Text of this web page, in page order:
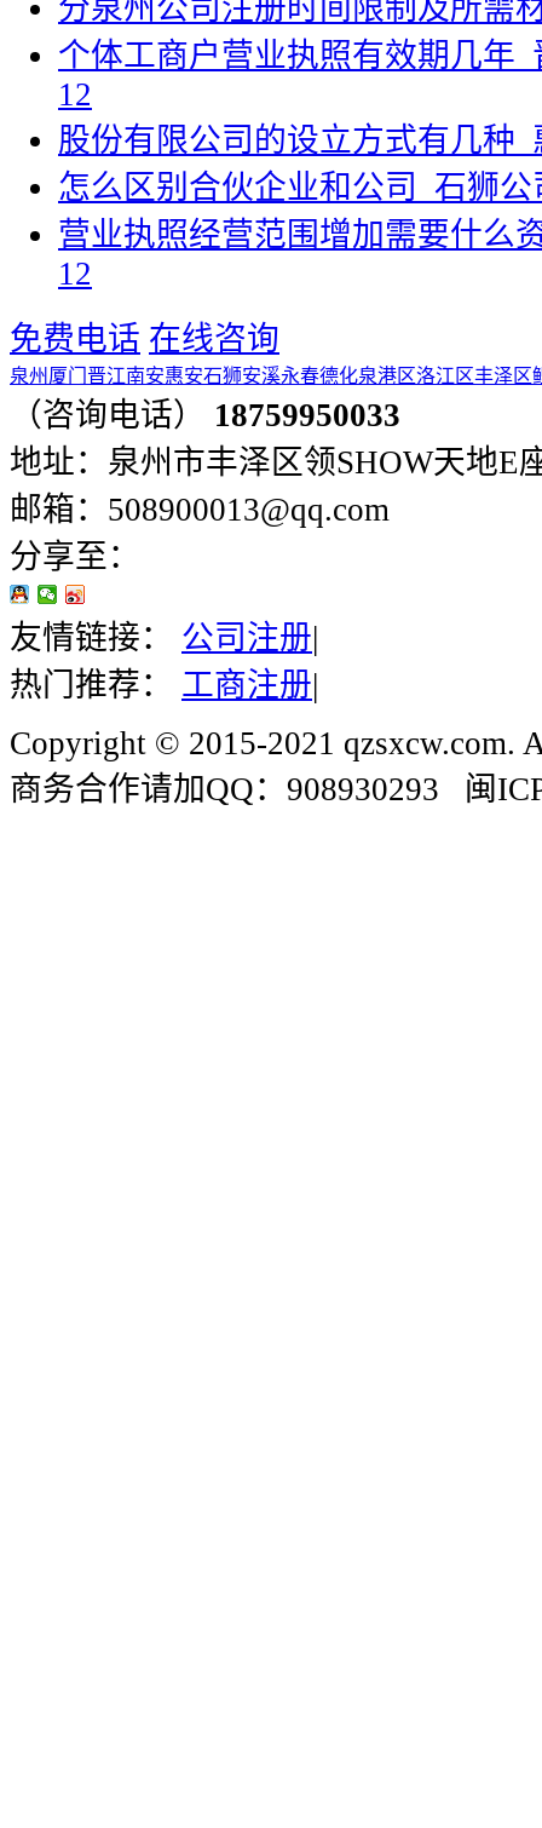
分泉州公司注册时间限制及所需
个体工商户营业执照有效期几年
12
股份有限公司的设立方式有几种
怎么区别合伙企业和公司_石狮公
营业执照经营范围增加需要什么
12
免费电话 在线咨询
泉州 厦门 晋江南安惠安石狮安溪永春德化泉港区洛江区丰泽区
（咨询电话）
18759950033
地址：泉州市丰泽区领SHOW天地E
邮箱：508900013@qq.com
分享至：
友情链接： 公司注册|
热门推荐：
工商注册|
Copyright © 2015-2021 qzsxcw.com.
商务合作请加QQ：908930293 闽